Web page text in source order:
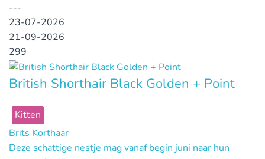
---
23-07-2026
21-09-2026
299
British Shorthair Black Golden + Point
Kitten
Brits Korthaar
Deze schattige nestje mag vanaf begin juni naar hun